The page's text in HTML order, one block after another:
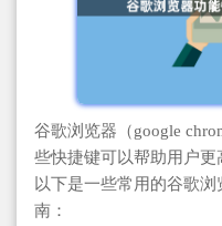
谷歌浏览器（google
些快捷键可以帮助用户更
以下是一些常用的谷歌
南：